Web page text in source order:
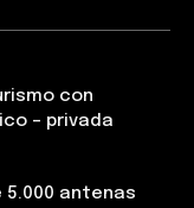
con
– privada
5.000 antenas